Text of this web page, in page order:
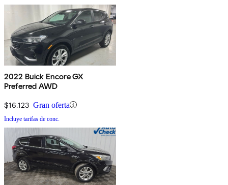
2022 Buick Encore GX
Preferred AWD
$16,123 Gran oferta
Incluye tarifas de conc.